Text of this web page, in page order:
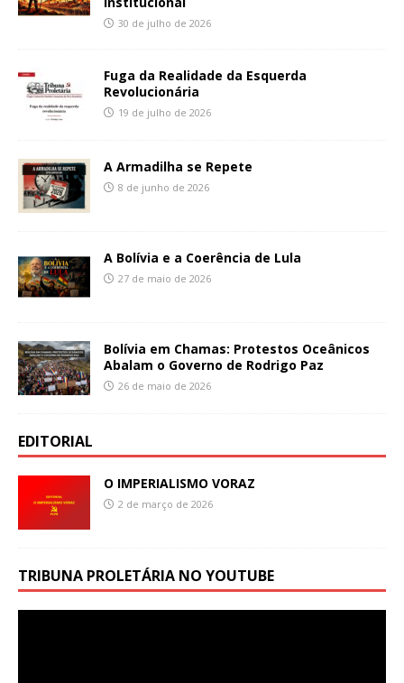
30 de julho de 2026
Fuga da Realidade da Esquerda
Revolucionária
19 de julho de 2026
A Armadilha se Repete
8 de junho de 2026
A Bolívia e a Coerência de Lula
27 de maio de 2026
Bolívia em Chamas: Protestos Oceânicos
Abalam o Governo de Rodrigo Paz
26 de maio de 2026
EDITORIAL
O IMPERIALISMO VORAZ
2 de março de 2026
TRIBUNA PROLETÁRIA NO YOUTUBE